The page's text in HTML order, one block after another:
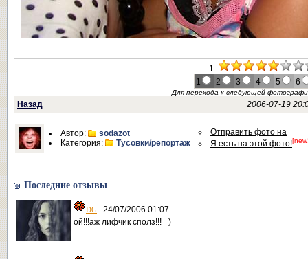
1.
1
2 3 4 5 6
Для перехода к следующей
Назад 2006-07-19
Автор:
sodazot
Категория:
Тусовки/репортаж
Отправить фото на
Я есть на этой фото!
Последние отзывы
DG 24/07/2006 01:07
ой!!!аж лифчик сполз!!! =)